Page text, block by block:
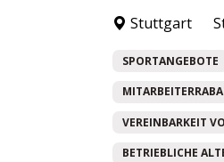
Stuttgart
SPORTANGEBOTE
VEREINBARKEIT
BETRIEBLICHE